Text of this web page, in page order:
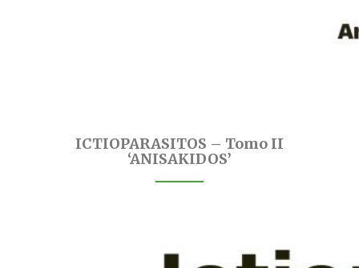
ICTIOPARASITOS – Tomo II
‘ANISAKIDOS’